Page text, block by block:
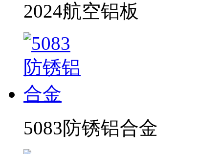
2024航空铝板
5083防锈铝合金